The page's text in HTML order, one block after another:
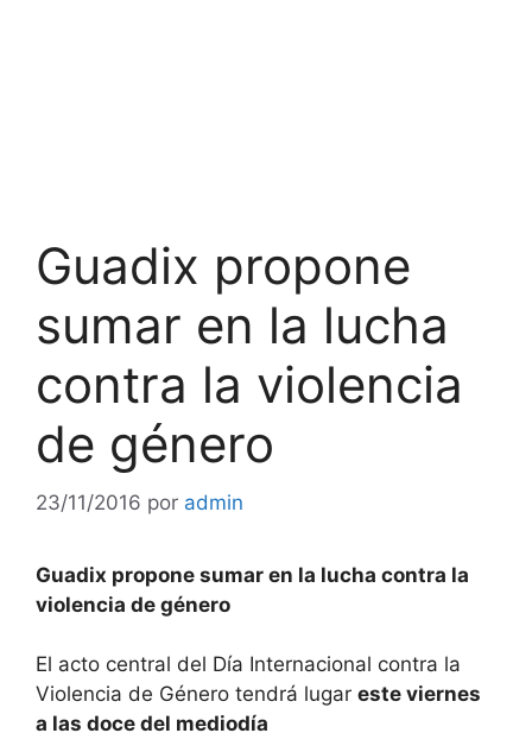
Guadix propone
sumar en la lucha
contra la violencia
de género
23/11/2016 por admin
Guadix propone sumar en la lucha contra la
violencia de género
El acto central del Día Internacional contra la
Violencia de Género tendrá lugar este viernes
a las doce del mediodía